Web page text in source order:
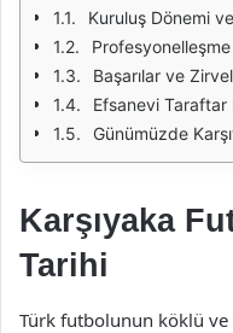
Kuruluş Dönemi
Başarılar ve
Efsanevi Taraftar
Günümüzde
Karşıyaka
Tarihi
Türk futbolunun köklü